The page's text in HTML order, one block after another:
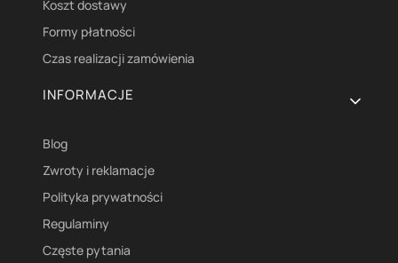
Koszt dostawy
Formy płatności
Czas realizacji zamówienia
INFORMACJE
Blog
Zwroty i reklamacje
Polityka prywatności
Regulaminy
Częste pytania